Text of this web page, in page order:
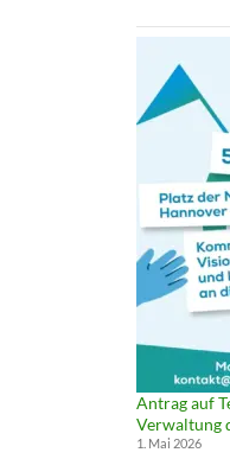
Antrag auf
Verwaltung
1. Mai 2026